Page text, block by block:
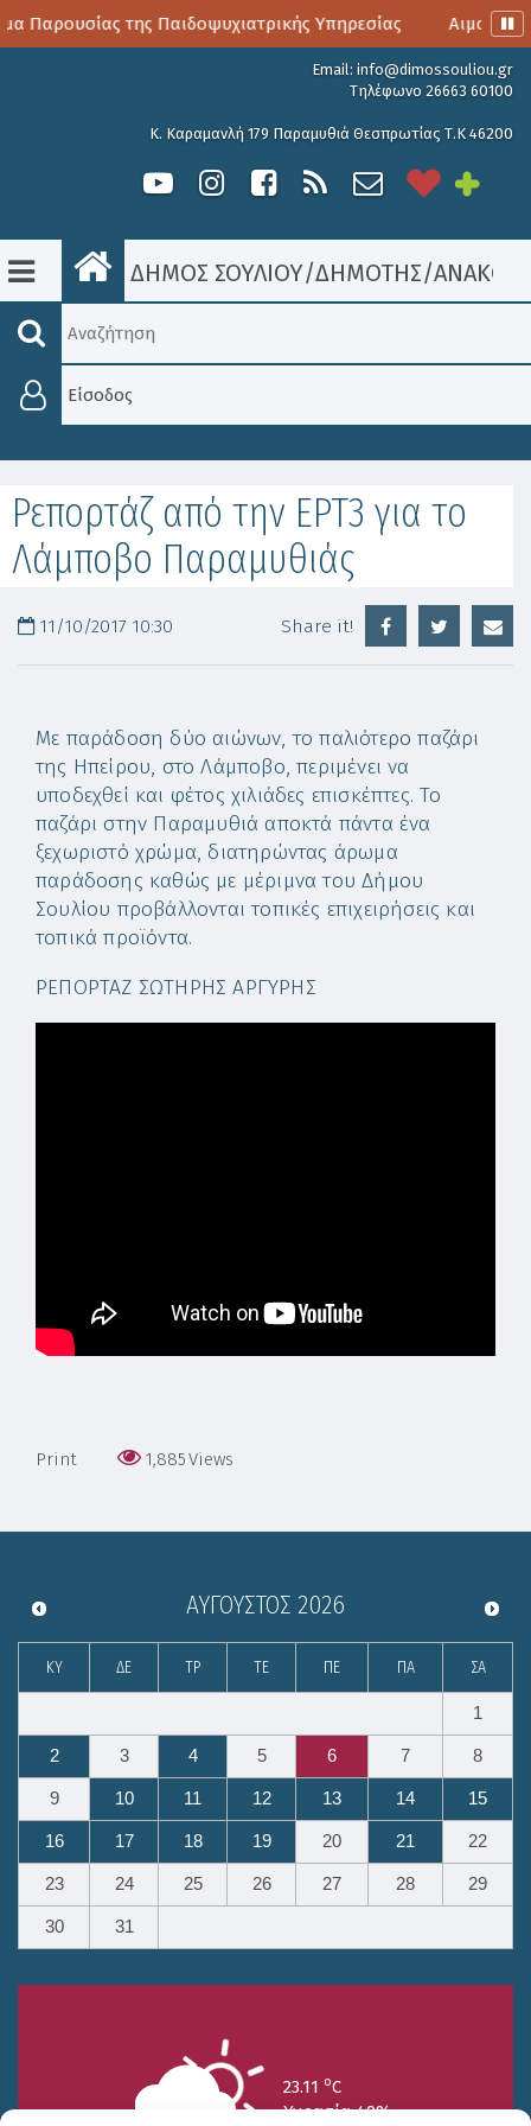
Παρουσίας της Παιδοψυχιατρικής Υπηρεσίας
Email: info@dimossouliou.gr
Τηλέφωνο 26663 60100
Κ. Καραμανλή 179 Παραμυθιά Θεσπρωτίας Τ.Κ 46200
ΔΗΜΟΣ ΣΟΥΛΙΟΥ/ΔΗΜΟΤΗΣ/
Είσοδος
Ρεπορτάζ από την ΕΡΤ3 για το
Λάμποβο Παραμυθιάς
11/10/2017 10:30 Share it!
Με παράδοση δύο αιώνων, το παλιότερο παζάρι
της Ηπείρου, στο Λάμποβο, περιμένει να
υποδεχθεί και φέτος χιλιάδες επισκέπτες. Το
παζάρι στην Παραμυθιά αποκτά πάντα ένα
ξεχωριστό χρώμα, διατηρώντας άρωμα
παράδοσης καθώς με μέριμνα του Δήμου
Σουλίου προβάλλονται τοπικές επιχειρήσεις και
τοπικά προϊόντα.
ΡΕΠΟΡΤΑΖ ΣΩΤΗΡΗΣ ΑΡΓΥΡΗΣ
Print 1,885Views
ΑΎΓΟΥΣΤΟΣ 2026
ΚΥ ΔΕ ΤΡ ΤΕ ΠΕ ΠΑ ΣΑ
1
2 3 4 5 6 7 8
9 10 11 12 13 14 15
16 17 18 19 20 21 22
23 24 25 26 27 28 29
30 31
23.11 oC
Υγρασία 49%